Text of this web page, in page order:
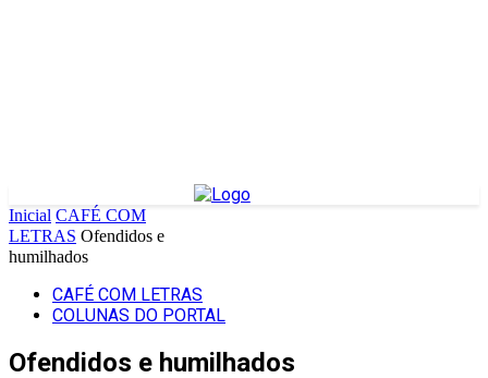
Inicial CAFÉ COM
LETRAS Ofendidos e
humilhados
CAFÉ COM LETRAS
COLUNAS DO PORTAL
Ofendidos e humilhados